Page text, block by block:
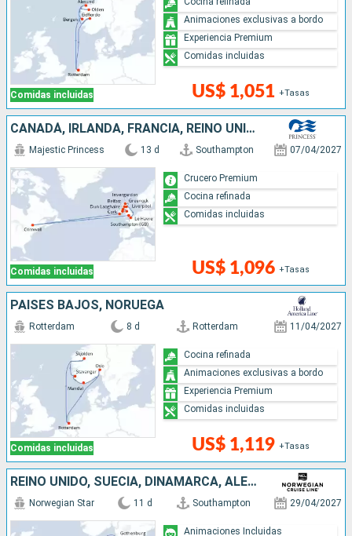
Comidas incluidas US$ 1,051 +Tasas
Animaciones exclusivas a bordo
Experiencia Premium
Comidas incluidas
CANADÁ, IRLANDA, FRANCIA, REINO UNIDO
Comidas incluidas
Majestic Princess 13 d Southampton 07/04/2027
US$ 1,096 +Tasas
Crucero Premium
Cocina refinada
Comidas incluidas
PAISES BAJOS, NORUEGA
Comidas incluidas
Rotterdam 8 d Rotterdam 11/04/2027
US$ 1,119 +Tasas
Cocina refinada
Animaciones exclusivas a bordo
Experiencia Premium
Comidas incluidas
REINO UNIDO, SUECIA, DINAMARCA, ALEMANIA, PAISES BAJOS, BÉLGICA, FRANCIA
Norwegian Star 11 d Southampton 29/04/2027
Animaciones Incluidas